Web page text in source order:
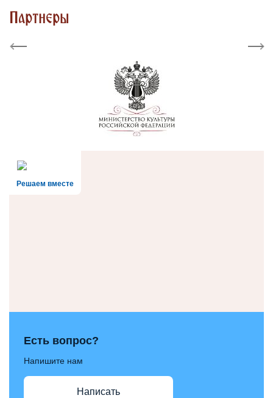
Партнеры
Previous Next
Решаем вместе
Есть вопрос?
Напишите нам
Написать